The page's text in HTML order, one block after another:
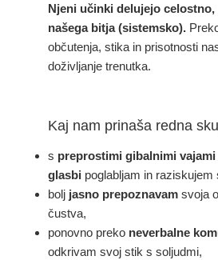
Njeni učinki delujejo celostno,
našega bitja (sistemsko).
občutenja, stika in prisotnosti
doživljanje trenutka.
Kaj nam prinaša redna
s preprostimi gibalnimi vajami
glasbi poglabljam in raziskujem
bolj jasno prepoznavam svoja
čustva,
ponovno preko neverbalne
odkrivam svoj stik s soljudmi,